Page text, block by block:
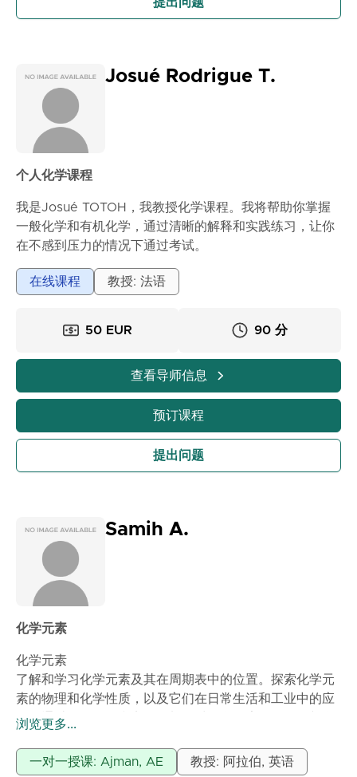
• 通过Zoom进行在线课程
• 每节课都会最大程度地根据学生的需求和节奏进行调整
如果你希望化学变得清晰简单，请报名！📚
Josué Rodrigue T.
个人化学课程
我是Josué TOTOH，我教授化学课程。我将帮助你掌握
一般化学和有机化学，通过清晰的解释和实践练习，让你
在不感到压力的情况下通过考试。
浏览更多...
在线课程
教授: 法语
50 EUR 90 分
查看导师信息
预订课程
提出问题
Samih A.
化学元素
化学元素
了解和学习化学元素及其在周期表中的位置。探索化学元
素的物理和化学性质，以及它们在日常生活和工业中的应
用。通过互动练习和实验，加深对化学元素的理解，并学
浏览更多...
一对一授课: Ajman, AE 教授: 阿拉伯, 英语